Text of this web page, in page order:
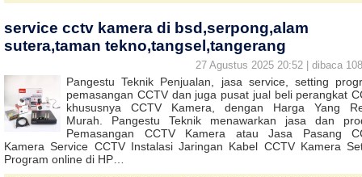
service cctv kamera di bsd,serpong,alam
sutera,taman tekno,tangsel,tangerang
27 Agustus 2025 20:52 | dibaca
Pangestu Teknik Penjualan, jasa service, setting
pemasangan CCTV dan juga pusat jual beli perangkat
khususnya CCTV Kamera, dengan Harga Yang
Murah. Pangestu Teknik menawarkan jasa dan
Pemasangan CCTV Kamera atau Jasa Pasang
Kamera Service CCTV Instalasi Jaringan Kabel CCTV Kamera
Program online di HP…